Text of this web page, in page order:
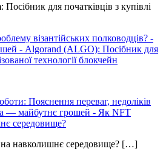
для початківців з купівлі
візантійських полководців? -
- Algorand (ALGO): Посібник для
технології блокчейн
Пояснення переваг, недоліків
— майбутнє грошей - Як NFT
середовище?
навколишнє середовище? […]